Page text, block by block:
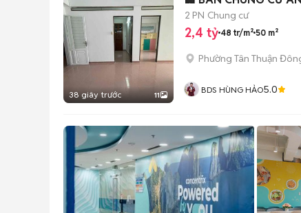
38 giây trước 11
2 PN Chung cư
2,4 tỷ 48 tr/m² 50 m²
Phường Tân Thuận
BDS HÙNG HẢO5.0